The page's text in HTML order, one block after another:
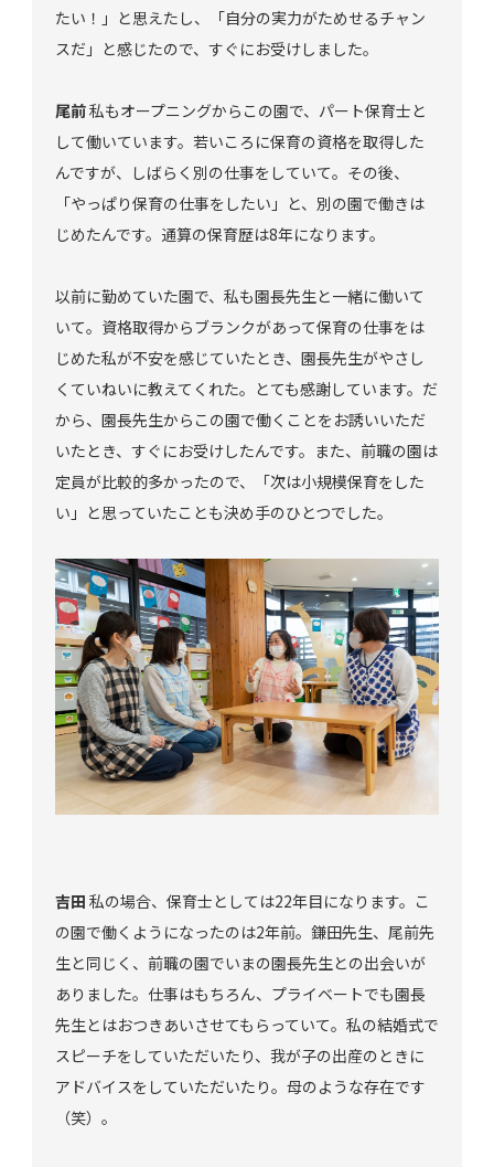
たい！」と思えたし、「自分の実力がためせるチャン
スだ」と感じたので、すぐにお受けしました。
尾前私もオープニングからこの園で、パート保育士と
して働いています。若いころに保育の資格を取得した
んですが、しばらく別の仕事をしていて。その後、
「やっぱり保育の仕事をしたい」と、別の園で働きは
じめたんです。通算の保育歴は8年になります。
以前に勤めていた園で、私も園長先生と一緒に働いて
いて。資格取得からブランクがあって保育の仕事をは
じめた私が不安を感じていたとき、園長先生がやさし
くていねいに教えてくれた。とても感謝しています。だ
から、園長先生からこの園で働くことをお誘いいただ
いたとき、すぐにお受けしたんです。また、前職の園は
定員が比較的多かったので、「次は小規模保育をした
い」と思っていたことも決め手のひとつでした。
吉田 私の場合、保育士としては22年目になります。こ
の園で働くようになったのは2年前。鎌田先生、尾前先
生と同じく、前職の園でいまの園長先生との出会いが
ありました。仕事はもちろん、プライベートでも園長
先生とはおつきあいさせてもらっていて。私の結婚式で
スピーチをしていただいたり、我が子の出産のときに
アドバイスをしていただいたり。母のような存在です
（笑）。